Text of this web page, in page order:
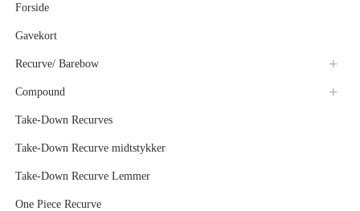
Forside
Gavekort
Recurve/ Barebow
Compound
Take-Down Recurves
Take-Down Recurve midtstykker
Take-Down Recurve Lemmer
One Piece Recurve